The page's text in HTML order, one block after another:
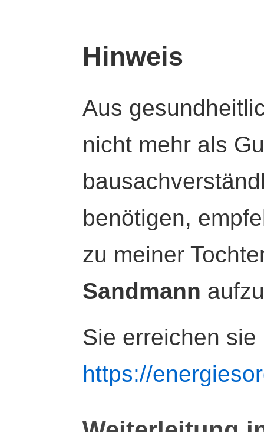
Hinweis
Aus
nicht mehr als
benötigen,
zu meiner
Sandmann
Sie erreichen sie
https://